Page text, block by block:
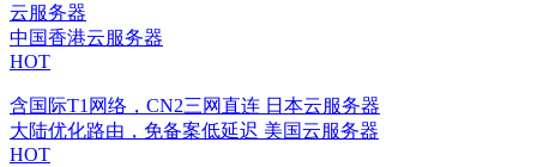
云服务器
中国香港云服务器
HOT
含国际T1网络，CN2三网直连 日本云服务器
大陆优化路由，免备案低延迟 美国云服务器
HOT